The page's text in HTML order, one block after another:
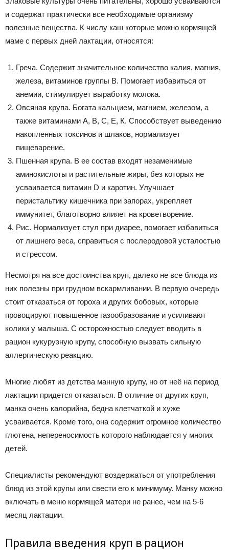
и содержат практически все необходимые организму
полезные вещества. К числу каш которые можно кормящей
маме с первых дней лактации, относятся:
Греча. Содержит значительное количество калия, магния,
железа, витаминов группы В. Помогает избавиться от
анемии, стимулирует выработку молока.
Овсяная крупа. Богата кальцием, магнием, железом, а
также витаминами А, В, С, Е, К. Способствует выведению
накопленных токсинов и шлаков, нормализует
пищеварение.
Пшенная крупа. В ее состав входят незаменимые
аминокислоты и растительные жиры, без которых не
усваивается витамин D и каротин. Улучшает
перистальтику кишечника при запорах, укрепляет
иммунитет, благотворно влияет на кроветворение.
Рис. Нормализует стул при диарее, помогает избавиться
от лишнего веса, справиться с послеродовой усталостью
и стрессом.
Несмотря на все достоинства круп, далеко не все блюда из
них полезны при грудном вскармливании. В первую очередь
стоит отказаться от гороха и других бобовых, которые
провоцируют повышенное газообразование и усиливают
колики у малыша. С осторожностью следует вводить в
рацион кукурузную крупу, способную вызвать сильную
аллергическую реакцию.
Многие любят из детства манную крупу, но от неё на период
лактации придется отказаться. В отличие от других круп,
манка очень калорийна, бедна клетчаткой и хуже
усваивается. Кроме того, она содержит огромное количество
глютена, непереносимость которого наблюдается у многих
детей.
Специалисты рекомендуют воздержаться от употребления
блюд из этой крупы или свести его к минимуму. Манку можно
включать в меню кормящей матери не ранее, чем на 5-6
месяц лактации.
Правила введения круп в рацион